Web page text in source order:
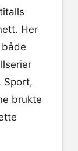
Her
Sport,
brukte